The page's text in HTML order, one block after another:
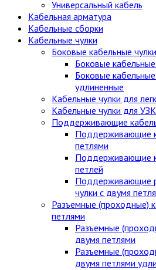
Универсальный кабель
Кабельная арматура
Кабельные сборки
Кабельные чулки
Боковые кабельные чулки
Боковые
Боковые
удлиненные
Кабельные чулки для
Кабельные чулки для УЗК
Поддерживающие
Поддерживающие
петлями
Поддерживающие
петлей
Поддерживающие
чулки с двумя
Разъемные (проходные)
петлями
Разъемные
двумя петлями
Разъемные
двумя петлями